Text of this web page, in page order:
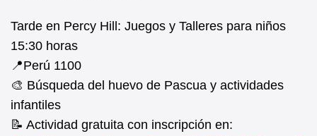
Tarde en Percy Hill: Juegos y Talleres para niños
15:30 horas
📍Perú 1100
🎨 Búsqueda del huevo de Pascua y actividades
infantiles
📝 Actividad gratuita con inscripción en: